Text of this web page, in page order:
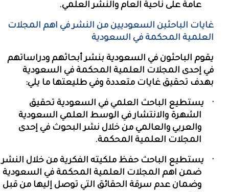
عامة على ناحية العام والنشر العلمي.
غايات الباحثين السعوديين من النشر في اهم المجلات
العلمية المحكمة في السعودية
يقوم الباحثون في السعودية بنشر أبحاثهم ودراساتهم
في إحدى المجلات العلمية المحكمة في السعودية
بهدف تحقيق غايات متعددة وفي طليعتها ما يلي:
يستطيع الباحث العلمي في السعودية تحقيق
الشهرة والانتشار في الوسط العلمي السعودية
والعربي والعالمي من خلال نشر البحوث في إحدى
المجلات العلمية المحكمة.
يستطيع الباحث حفظ ملكيته الفكرية من خلال النشر
ضمن اهم المجلات العلمية المحكمة في السعودية
وضمان عدم سرقة الحقائق التي توصل إليها من قبل